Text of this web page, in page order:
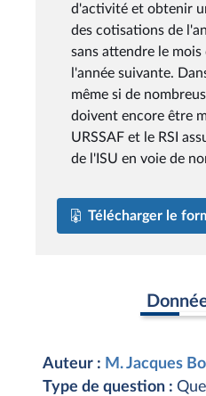
d'activité et obtenir
des cotisations de
sans attendre le
l'année suivante.
même si de
doivent encore être
URSSAF et le RSI
de l'ISU en voie de
Télécharger le
Auteur : M. Jacques
Type de question :